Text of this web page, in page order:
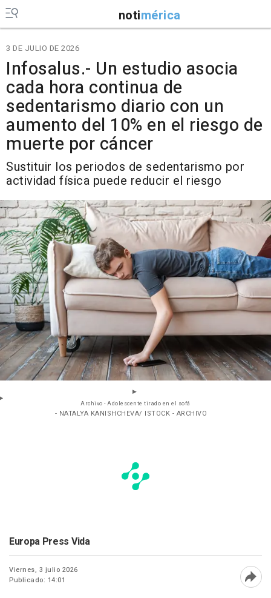
notimérica
3 DE JULIO DE 2026
Infosalus.- Un estudio asocia
cada hora continua de
sedentarismo diario con un
aumento del 10% en el riesgo de
muerte por cáncer
Sustituir los periodos de sedentarismo por
actividad física puede reducir el riesgo
Archivo - Adolescente tirado en el sofá
- NATALYA KANISHCHEVA/ ISTOCK - ARCHIVO
Europa Press Vida
Viernes, 3 julio 2026
Publicado: 14:01